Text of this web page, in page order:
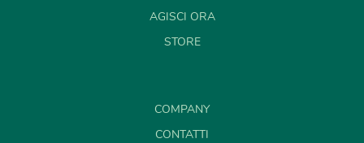
AGISCI ORA
STORE
COMPANY
CONTATTI